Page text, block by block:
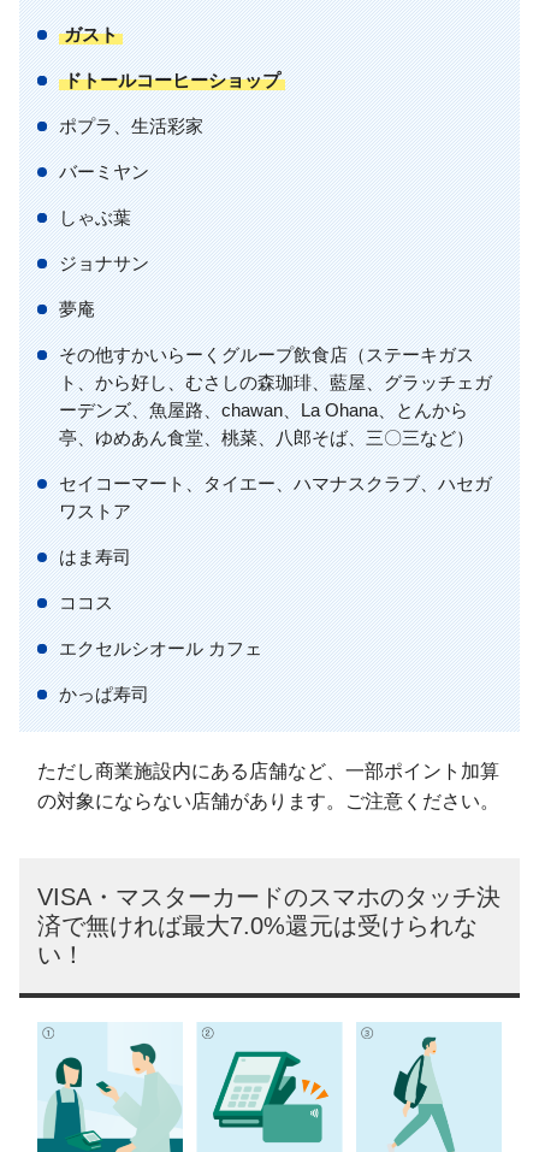
ガスト
ドトールコーヒーショップ
ポプラ、生活彩家
バーミヤン
しゃぶ葉
ジョナサン
夢庵
その他すかいらーくグループ飲食店（ステーキガス
ト、から好し、むさしの森珈琲、藍屋、グラッチェガ
ーデンズ、魚屋路、chawan、La Ohana、とんから
亭、ゆめあん食堂、桃菜、八郎そば、三〇三など）
セイコーマート、タイエー、ハマナスクラブ、ハセガ
ワストア
はま寿司
ココス
エクセルシオール カフェ
かっぱ寿司
ただし商業施設内にある店舗など、一部ポイント加算
の対象にならない店舗があります。ご注意ください。
VISA・マスターカードのスマホのタッチ決
済で無ければ最大7.0%還元は受けられな
い！